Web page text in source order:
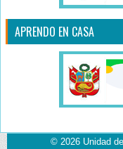
APRENDO EN CASA
© 2026 Unidad